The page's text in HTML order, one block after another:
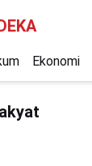
Ekonomi